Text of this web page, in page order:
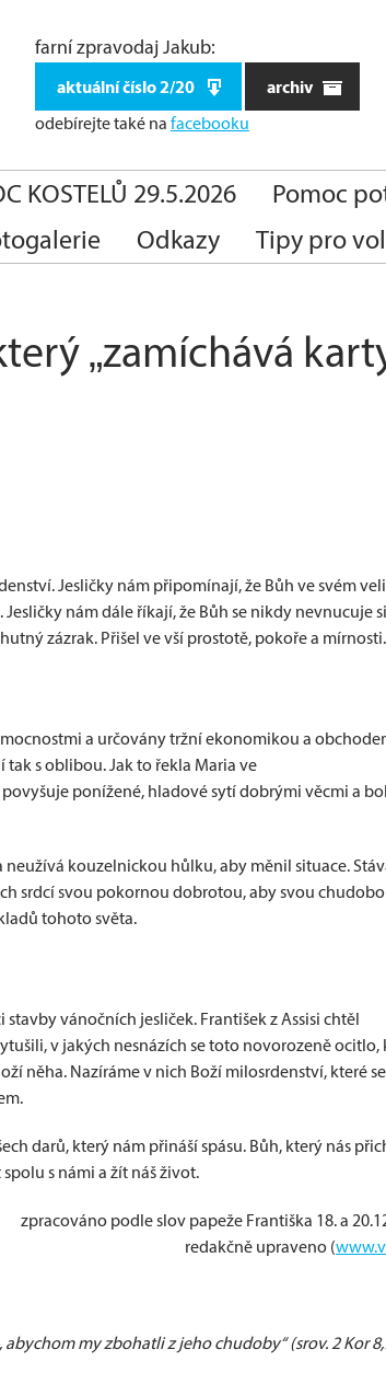
farní zpravodaj Jakub:
aktuální číslo 2/20 archiv
odebírejte také na facebooku
KOSTELŮ 29.5.2026 Pomoc
Odkazy Tipy pro
„zamíchává
Jesličky nám připomínají, že Bůh ve svém
nám dále říkají, že Bůh se nikdy nevnucuje
zázrak. Přišel ve vší prostotě, pokoře a mírnosti.
a určovány tržní ekonomikou a
tak s oblibou. Jak to řekla Maria ve
ponížené, hladové sytí dobrými věcmi a
kouzelnickou hůlku, aby měnil situace.
srdcí svou pokornou dobrotou, aby svou
tohoto světa.
vánočních jesliček. František z Assisi chtěl
v jakých nesnázích se toto novorozeně ocitlo,
něha. Nazíráme v nich Boží milosrdenství, které
darů, který nám přináší spásu. Bůh, který nás
s námi a žít náš život.
zpracováno podle slov papeže Františka 18. a
redakčně upraveno (
my zbohatli z jeho chudoby“ (srov. 2 Kor